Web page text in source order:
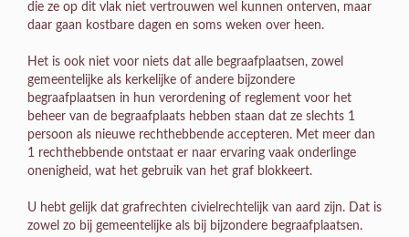
die ze op dit vlak niet vertrouwen wel kunnen onterven, maar
daar gaan kostbare dagen en soms weken over heen.
Het is ook niet voor niets dat alle begraafplaatsen, zowel
gemeentelijke als kerkelijke of andere bijzondere
begraafplaatsen in hun verordening of reglement voor het
beheer van de begraafplaats hebben staan dat ze slechts 1
persoon als nieuwe rechthebbende accepteren. Met meer dan
1 rechthebbende ontstaat er naar ervaring vaak onderlinge
onenigheid, wat het gebruik van het graf blokkeert.
U hebt gelijk dat grafrechten civielrechtelijk van aard zijn. Dat is
zowel zo bij gemeentelijke als bij bijzondere begraafplaatsen.